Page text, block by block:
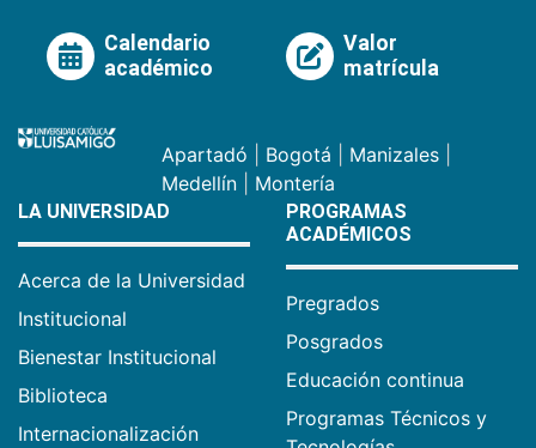
Calendario
académico
Valor
matrícula
Apartadó Bogotá Manizales
Medellín
Montería
LA UNIVERSIDAD
Acerca de la Universidad
Institucional
Bienestar Institucional
Biblioteca
Internacionalización
PROGRAMAS
ACADÉMICOS
Pregrados
Posgrados
Educación continua
Programas Técnicos y